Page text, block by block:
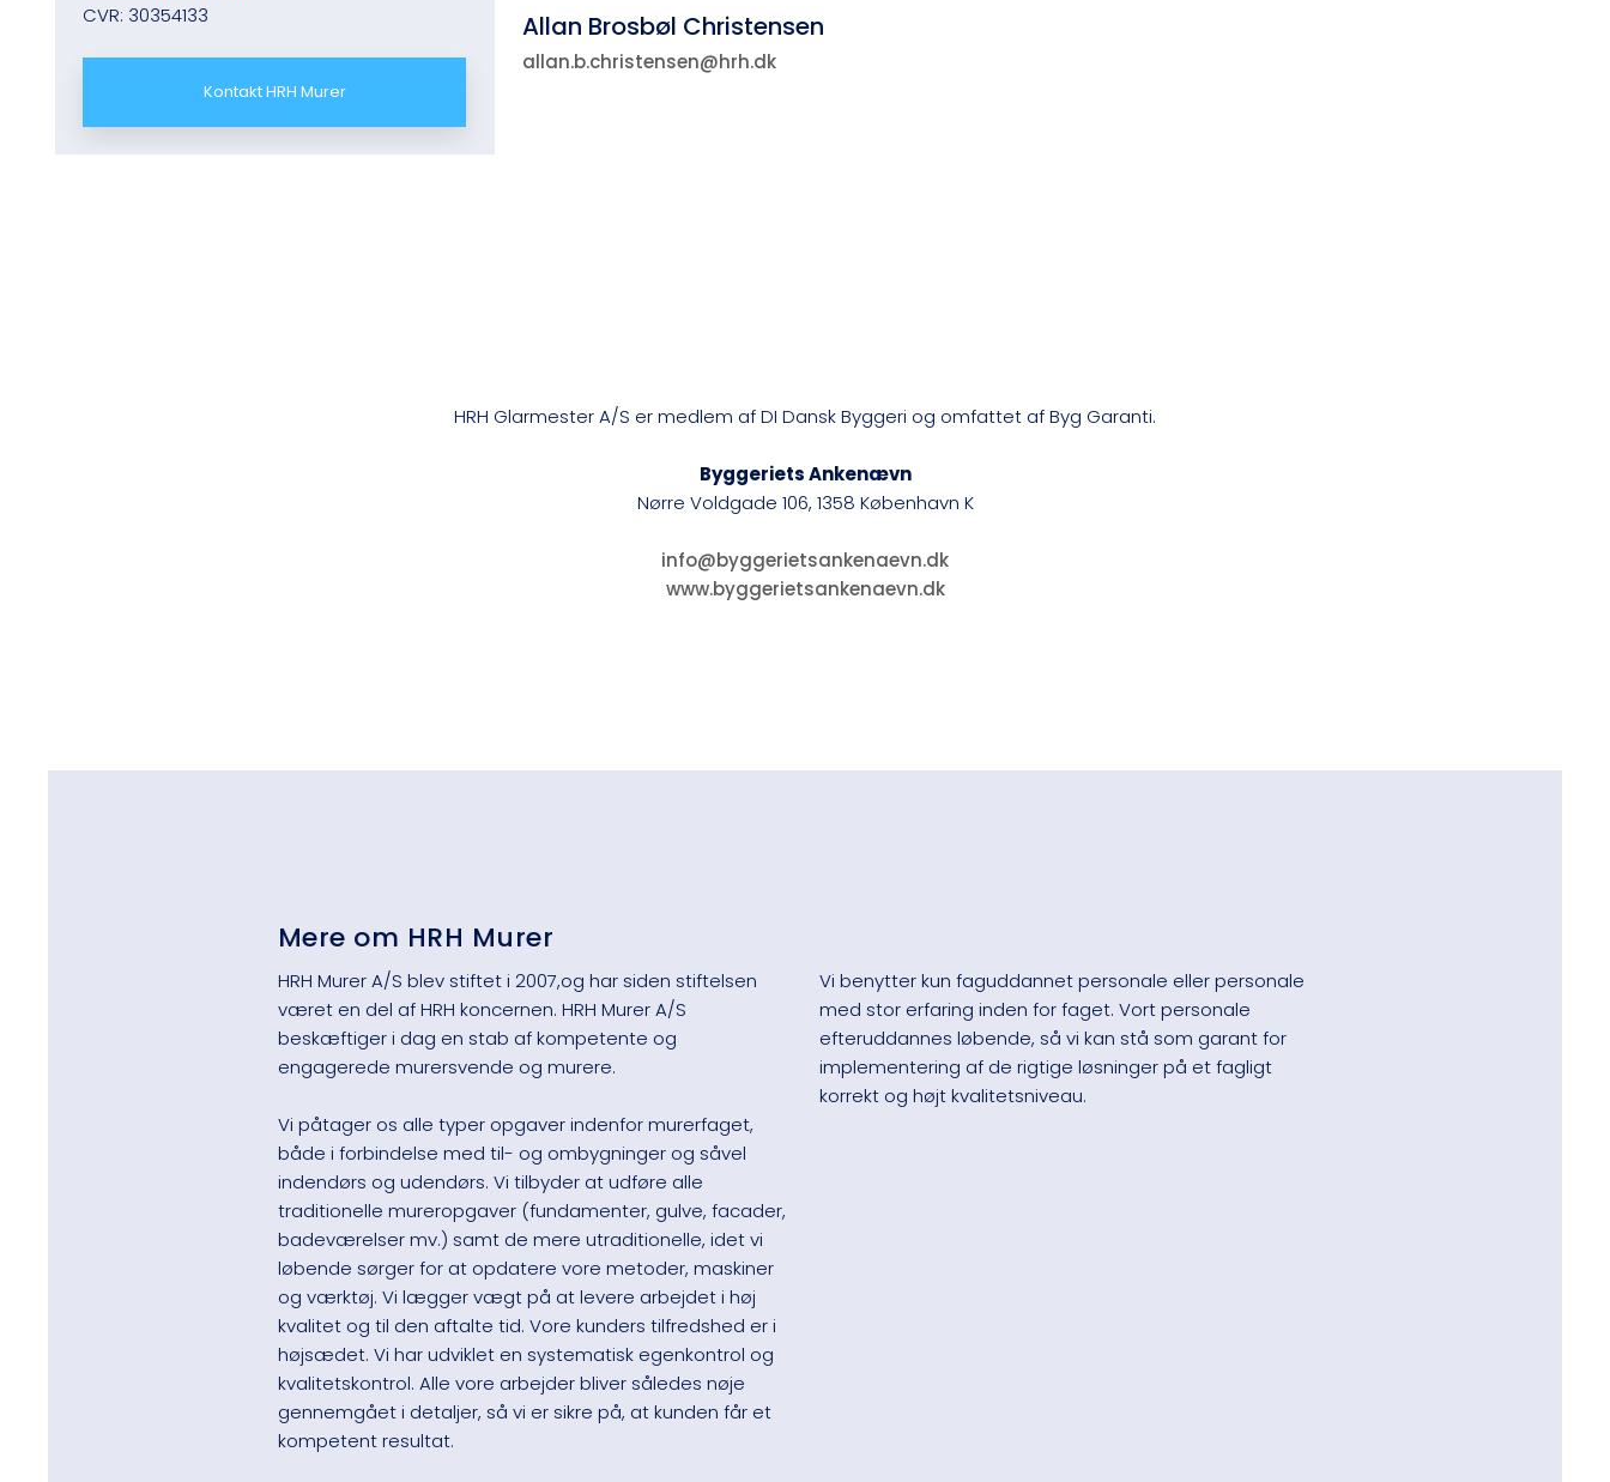
CVR: 30354133
Kontakt HRH Murer
Allan Brosbøl Christensen
allan.b.christensen@hrh.dk
HRH Glarmester A/S er medlem af DI Dansk Byggeri og omfattet af Byg Garanti.
Byggeriets Ankenævn
Nørre Voldgade 106, 1358 København K
info@byggerietsankenaevn.dk
www.byggerietsankenaevn.dk
​Mere om HRH Murer
HRH Murer A/S blev stiftet i 2007,og har siden stiftelsen
været en del af HRH koncernen. HRH Murer A/S
beskæftiger i dag en stab af kompetente og
engagerede murersvende og murere.
Vi påtager os alle typer opgaver indenfor murerfaget,
både i forbindelse med til- og ombygninger og såvel
indendørs og udendørs. Vi tilbyder at udføre alle
traditionelle mureropgaver (fundamenter, gulve, facader,
badeværelser mv.) samt de mere utraditionelle, idet vi
løbende sørger for at opdatere vore metoder, maskiner
og værktøj. Vi lægger vægt på at levere arbejdet i høj
kvalitet og til den aftalte tid. Vore kunders tilfredshed er i
højsædet. Vi har udviklet en systematisk egenkontrol og
kvalitetskontrol. Alle vore arbejder bliver således nøje
gennemgået i detaljer, så vi er sikre på, at kunden får et
kompetent resultat.​
Vi benytter kun faguddannet personale eller personale
med stor erfaring inden for faget. Vort personale
efteruddannes løbende, så vi kan stå som garant for
implementering af de rigtige løsninger på et fagligt
korrekt og højt kvalitetsniveau.​